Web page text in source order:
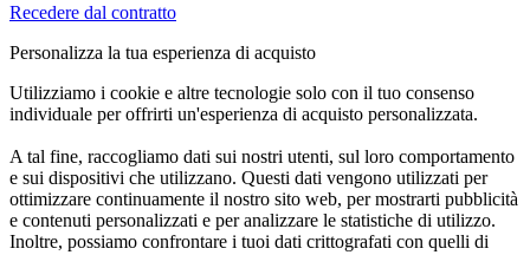
Recedere dal contratto
Personalizza la tua esperienza di acquisto
Utilizziamo i cookie e altre tecnologie solo con il tuo consenso
individuale per offrirti un'esperienza di acquisto personalizzata.
A tal fine, raccogliamo dati sui nostri utenti, sul loro comportamento
e sui dispositivi che utilizzano. Questi dati vengono utilizzati per
ottimizzare continuamente il nostro sito web, per mostrarti pubblicità
e contenuti personalizzati e per analizzare le statistiche di utilizzo.
Inoltre, possiamo confrontare i tuoi dati crittografati con quelli di